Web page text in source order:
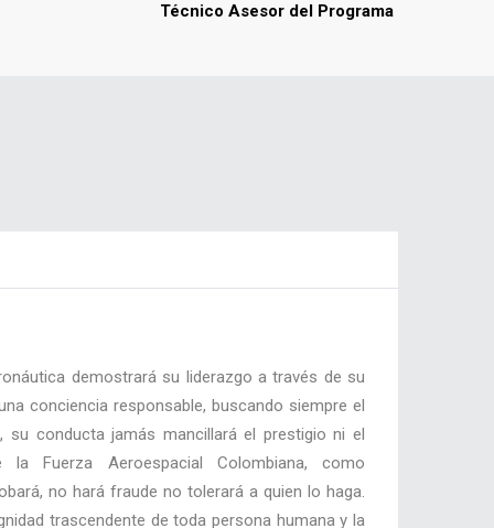
Técnico Asesor del Programa
demostrará su liderazgo a través de su
conciencia responsable, buscando siempre el
conducta jamás mancillará el prestigio ni el
Fuerza Aeroespacial Colombiana, como
no hará fraude no tolerará a quien lo haga.
trascendente de toda persona humana y la